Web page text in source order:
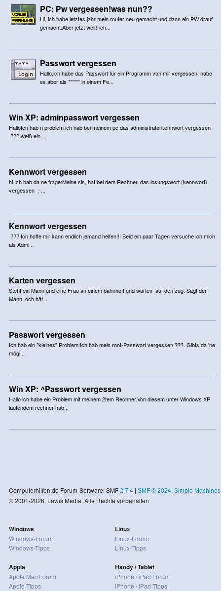
PC: Pw vergessen!was nun??
Hi, ich habe letztes jahr mein router neu gemacht und dann ein PW drauf
gemacht.Aber jetzt weiß ich...
Passwort vergessen
Hallo,ich habe das Passwort für ein Programm von mir vergessen, habe
es aber als ****** in einem Fe...
Win XP: adminpasswort vergessen
HalloIch hab n problem ich hab bei meinem pc das administratorkennwort vergessen
??? weiß ein...
Kennwort vergessen
hi Ich hab da ne frage:Meine sis, hat bei dem Rechner, das losungswort (kennwort)
vergessen :-...
Kennwort vergessen
??? Ich hoffe mir kann endlich jemand helfen!!! Seid ein paar Tagen versuche ich mich
als Admi...
Karten vergessen
Steht ein Mann und eine Frau an einem bahnhoff und warten auf den zug. Sagt der
Mann, och hät...
Passwort vergessen
Ich hab ein "kleines" Problem:Ich hab mein root-Passwort vergessen ???. Gibts da 'ne
mögl...
Win XP: ^Passwort vergessen
Hallo ich habe ein Problem mit meinem 2tem Rechner.Von diesem unter Windows XP
laufendem rechner hab...
Computerhilfen.de Forum-Software: SMF 2.7.4| SMF © 2024, Simple Machines
© 2001-2026, Lewis Media. Alle Rechte vorbehalten
Windows
Windows-Forum
Windows-Tipps
Apple
Apple Mac Forum
Apple Tipps
Linux
Linux-Forum
Linux-Tipps
Handy / Tablet
iPhone / iPad Forum
iPhone / iPad Tipps